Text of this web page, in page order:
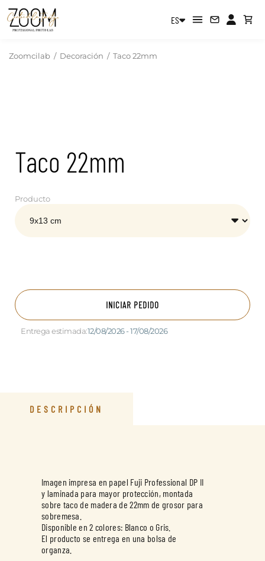
ES
Zoomcilab / Decoración / Taco 22mm
Taco 22mm
Producto
INICIAR PEDIDO
Entrega estimada:12/08/2026 - 17/08/2026
DESCRIPCIÓN
Imagen impresa en papel Fuji Professional DP II
y laminada para mayor protección, montada
sobre taco de madera de 22mm de grosor para
sobremesa.
Disponible en 2 colores: Blanco o Gris.
El producto se entrega en una bolsa de
organza.